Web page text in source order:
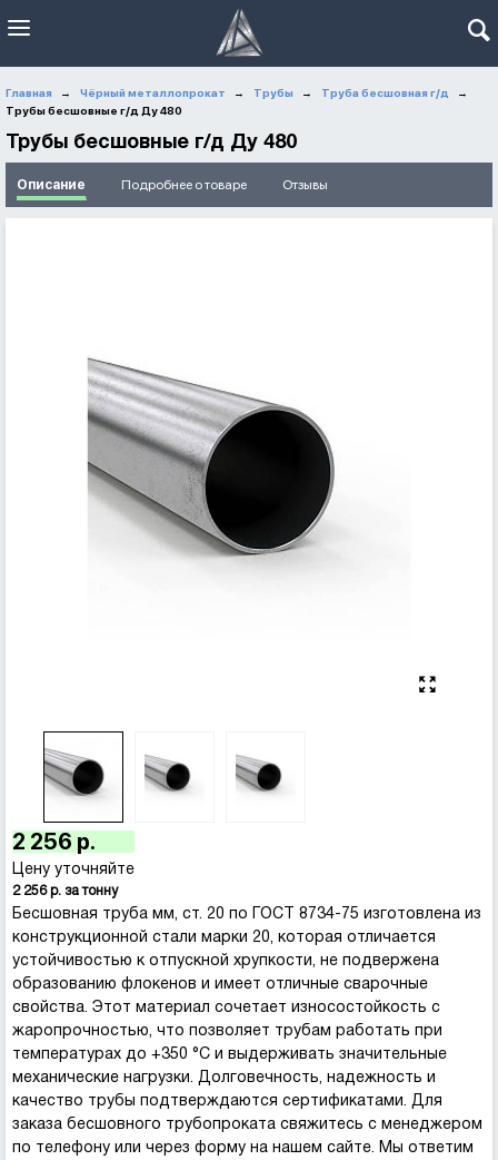
Главная → Чёрный металлопрокат → Трубы → Труба бесшовная г/д →
Трубы бесшовные г/д Ду 480
Трубы бесшовные г/д Ду 480
Описание Подробнее о товаре Отзывы
2 256 р.
Цену уточняйте
2 256 р. за тонну
Бесшовная труба мм, ст. 20 по ГОСТ 8734-75 изготовлена из
конструкционной стали марки 20, которая отличается
устойчивостью к отпускной хрупкости, не подвержена
образованию флокенов и имеет отличные сварочные
свойства. Этот материал сочетает износостойкость с
жаропрочностью, что позволяет трубам работать при
температурах до +350 °C и выдерживать значительные
механические нагрузки. Долговечность, надежность и
качество трубы подтверждаются сертификатами. Для
заказа бесшовного трубопроката свяжитесь с менеджером
по телефону или через форму на нашем сайте. Мы ответим